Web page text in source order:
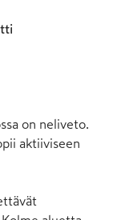
on neliveto.
aktiiviseen